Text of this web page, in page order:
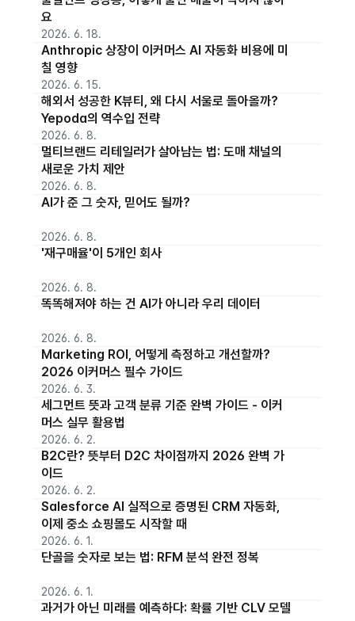
요
2026. 6. 18.
Anthropic 상장이 이커머스 AI 자동화 비용에 미
칠 영향
2026. 6. 15.
해외서 성공한 K뷰티, 왜 다시 서울로 돌아올까?
Yepoda의 역수입 전략
2026. 6. 8.
멀티브랜드 리테일러가 살아남는 법: 도매 채널의
새로운 가치 제안
2026. 6. 8.
AI가 준 그 숫자, 믿어도 될까?
2026. 6. 8.
'재구매율'이 5개인 회사
2026. 6. 8.
똑똑해져야 하는 건 AI가 아니라 우리 데이터
2026. 6. 8.
Marketing ROI, 어떻게 측정하고 개선할까?
2026 이커머스 필수 가이드
2026. 6. 3.
세그먼트 뜻과 고객 분류 기준 완벽 가이드 - 이커
머스 실무 활용법
2026. 6. 2.
B2C란? 뜻부터 D2C 차이점까지 2026 완벽 가
이드
2026. 6. 2.
Salesforce AI 실적으로 증명된 CRM 자동화,
이제 중소 쇼핑몰도 시작할 때
2026. 6. 1.
단골을 숫자로 보는 법: RFM 분석 완전 정복
2026. 6. 1.
과거가 아닌 미래를 예측하다: 확률 기반 CLV 모델